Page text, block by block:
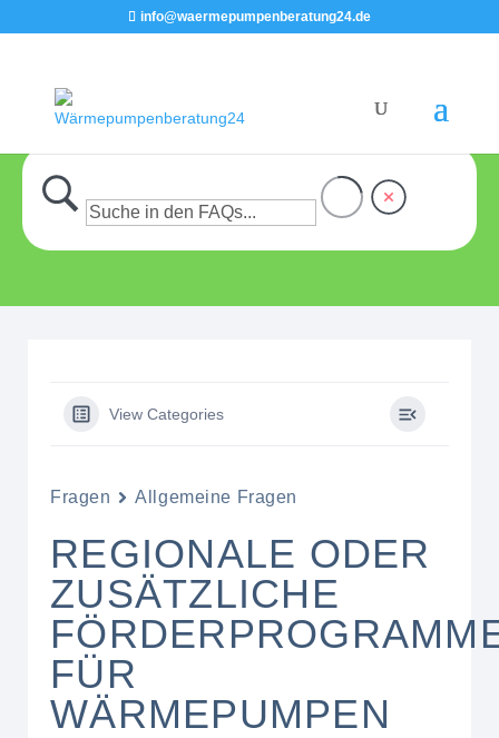
info@waermepumpenberatung24.de
View Categories
Fragen Allgemeine Fragen
REGIONALE ODER
ZUSÄTZLICHE
FÜR
WÄRMEPUMPEN